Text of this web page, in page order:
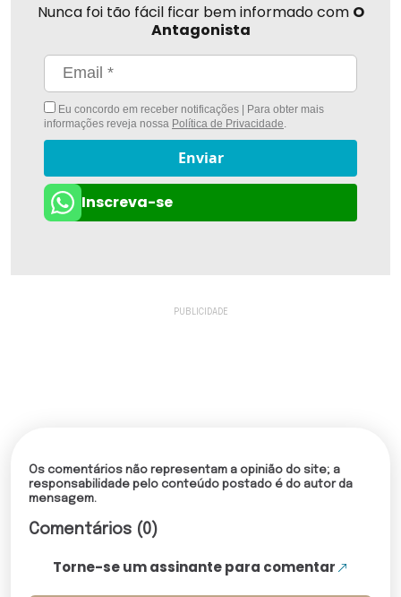
Nunca foi tão fácil ficar bem informado com O
Antagonista
Eu concordo em receber notificações | Para obter mais
informações reveja nossa Política de Privacidade
Enviar
Inscreva-se
Os comentários não representam a opinião do site; a
responsabilidade pelo conteúdo postado é do autor da
mensagem.
Comentários (0)
Torne-se um assinante para comentar